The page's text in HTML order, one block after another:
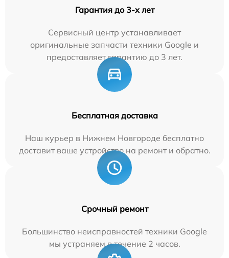
Гарантия до 3-х лет
Сервисный центр устанавливает
оригинальные запчасти техники Google и
предоставляет гарантию до 3 лет.
Бесплатная доставка
Наш курьер в Нижнем Новгороде бесплатно
доставит ваше устройство на ремонт и обратно.
Срочный ремонт
Большинство неисправностей техники Google
мы устраняем в течение 2 часов.